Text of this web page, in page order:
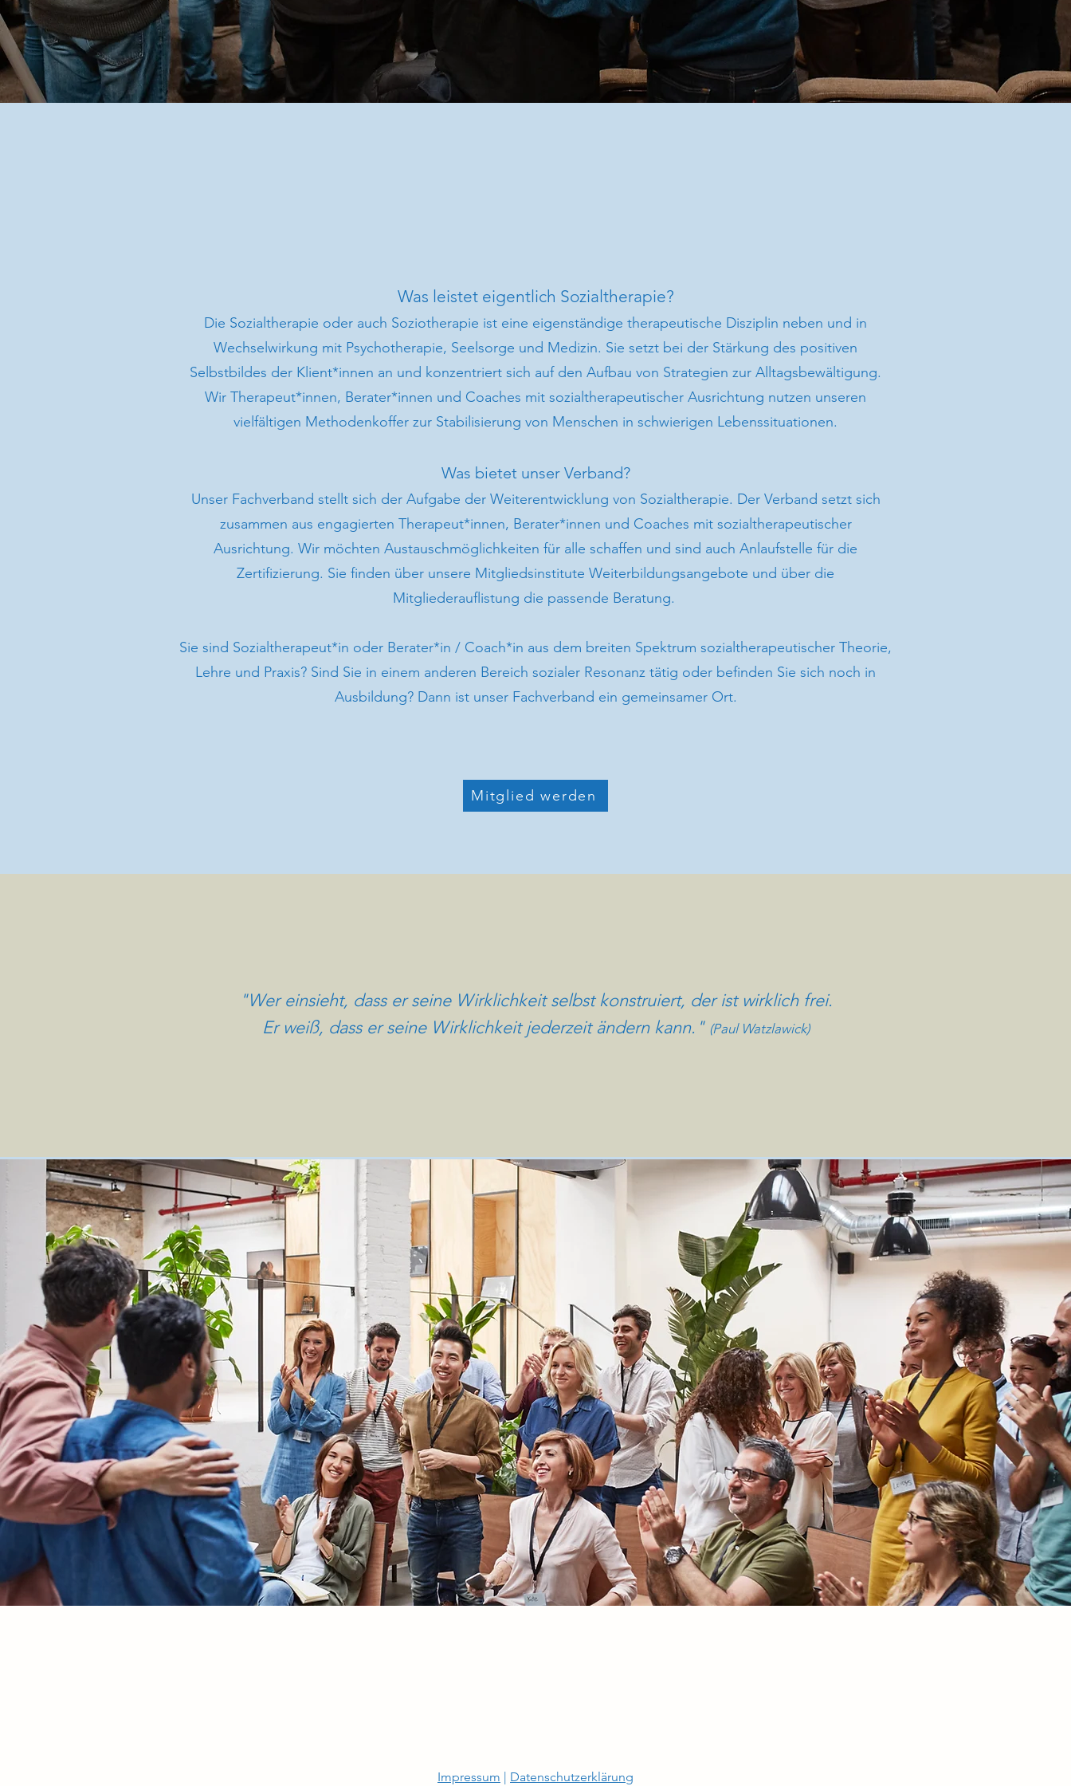
Was leistet eigentlich Sozialtherapie?
Die Sozialtherapie oder auch Soziotherapie ist eine eigenständige therapeutische Disziplin neben und in
Wechselwirkung mit Psychotherapie, Seelsorge und Medizin. Sie setzt bei der Stärkung des positiven
Selbstbildes der Klient*innen an und konzentriert sich auf den Aufbau von Strategien zur Alltagsbewältigung.
Wir Therapeut*innen, Berater*innen und Coaches mit sozialtherapeutischer Ausrichtung nutzen unseren
vielfältigen Methodenkoffer zur Stabilisierung von Menschen in schwierigen Lebenssituationen.
Was bietet unser Verband?
Unser Fachverband stellt sich der Aufgabe der Weiterentwicklung von Sozialtherapie. Der Verband setzt sich
zusammen aus engagierten Therapeut*innen, Berater*innen und Coaches mit sozialtherapeutischer
Ausrichtung. Wir möchten Austauschmöglichkeiten für alle schaffen und sind auch Anlaufstelle für die
Zertifizierung. Sie finden über unsere Mitgliedsinstitute Weiterbildungsangebote und über die
Mitgliederauflistung die passende Beratung.
Sie sind Sozialtherapeut*in oder Berater*in / Coach*in aus dem breiten Spektrum sozialtherapeutischer Theorie,
Lehre und Praxis? Sind Sie in einem anderen Bereich sozialer Resonanz tätig oder befinden Sie sich noch in
Ausbildung? Dann ist unser Fachverband ein gemeinsamer Ort.
Mitglied werden
"Wer einsieht, dass er seine Wirklichkeit selbst konstruiert, der ist wirklich frei.
Er weiß, dass er seine Wirklichkeit jederzeit ändern kann." (Paul Watzlawick)
Impressum | Datenschutzerklärung